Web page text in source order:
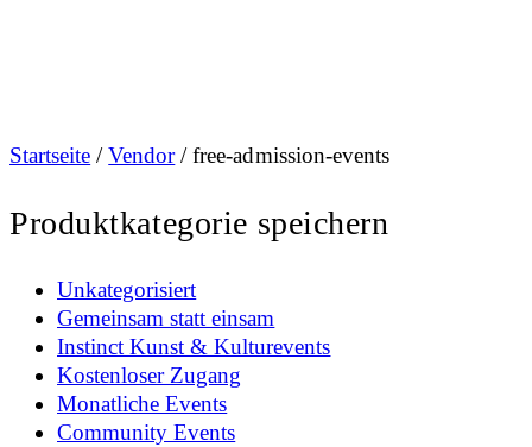
Startseite /Vendor/ free-admission-events
Produktkategorie speichern
Unkategorisiert
Gemeinsam statt einsam
Instinct Kunst & Kulturevents
Kostenloser Zugang
Monatliche Events
Community Events